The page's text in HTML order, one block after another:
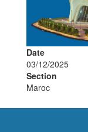
Date
03/12/2025
Section
Maroc